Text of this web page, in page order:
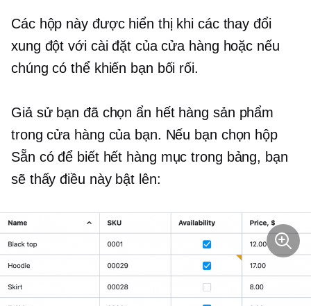
Các hộp này được hiển thị khi các thay đổi
xung đột với cài đặt của cửa hàng hoặc nếu
chúng có thể khiến bạn bối rối.
Giả sử bạn đã chọn ẩn hết hàng sản phẩm
trong cửa hàng của bạn. Nếu bạn chọn hộp
Sẵn có để biết hết hàng mục trong bảng, bạn
sẽ thấy điều này bật lên: